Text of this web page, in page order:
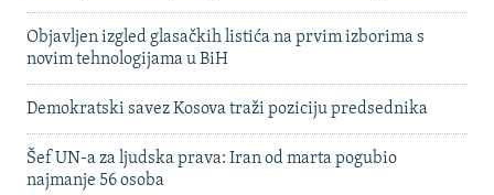
Objavljen izgled glasačkih listića na prvim izborima s
novim tehnologijama u BiH
Demokratski savez Kosova traži poziciju predsednika
Šef UN-a za ljudska prava: Iran od marta pogubio
najmanje 56 osoba